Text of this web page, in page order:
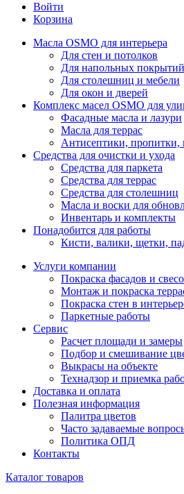
Войти
Корзина
Масла OSMO для интерьера
Для стен и потолков
Для напольных покрытий
Для столешниц и мебели
Для окон и дверей
Комплекс масел OSMO для
Фасадные масла и лазури
Масла для террас
Антисептики, пропитки,
Средства для очистки и ухода
Средства для паркета
Средства для террас
Средства для столешниц
Масла и воски для
Инвентарь и комплекты
Понадобится для работы
Кисти, валики, щетки,
Услуги компании
Покраска фасадов и
Монтаж и покраска
Покраска стен в
Паркетные работы
Сервис
Расчет площади и замеры
Подбор и смешивание
Выкрасы на объекте
Технадзор и приемка
Доставка и оплата
Полезная информация
Палитра цветов
Часто задаваемые
Политика ОПД
Контакты
Каталог товаров